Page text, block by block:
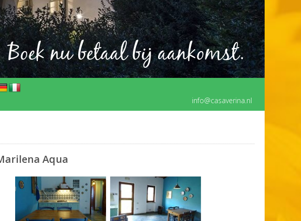
Boek nu betaal bij aankomst.
boek nu betaal bij aankomst
info@casaverina.nl
Aqua